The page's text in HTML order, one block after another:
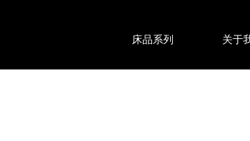
床品系列 关于